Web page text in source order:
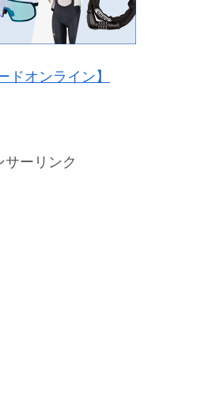
ドオンライン】
サーリンク